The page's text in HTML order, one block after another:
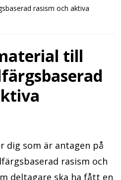
rasism och aktiva
till
dig som är antagen på
rasism och
deltagare ska ha fått en